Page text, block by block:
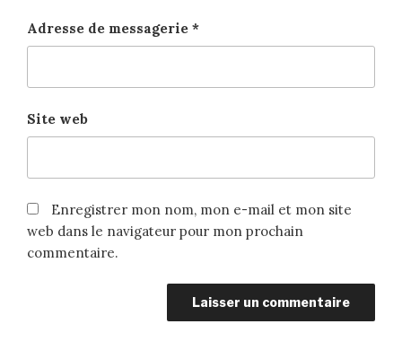
Adresse de messagerie *
Site web
Enregistrer mon nom, mon e-mail et mon site
web dans le navigateur pour mon prochain
commentaire.